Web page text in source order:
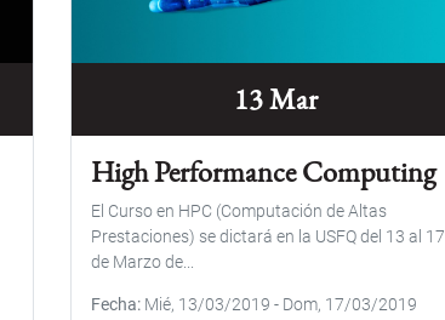
13 Mar
High Performance Computing
El Curso en HPC (Computación de Altas
Prestaciones) se dictará en la USFQ del 13 al 17
de Marzo de...
Fecha Mié, 13/03/2019 - Dom, 17/03/2019